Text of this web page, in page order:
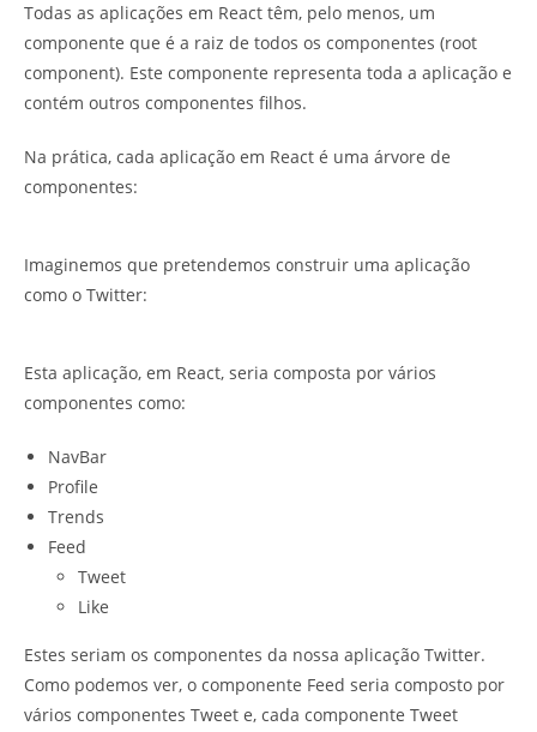
Todas as aplicações em React têm, pelo menos, um
componente que é a raiz de todos os componentes (root
component). Este componente representa toda a aplicação e
contém outros componentes filhos.
Na prática, cada aplicação em React é uma árvore de
componentes:
Imaginemos que pretendemos construir uma aplicação
como o Twitter:
Esta aplicação, em React, seria composta por vários
componentes como:
NavBar
Profile
Trends
Feed
Tweet
Like
Estes seriam os componentes da nossa aplicação Twitter.
Como podemos ver, o componente Feed seria composto por
vários componentes Tweet e, cada componente Tweet